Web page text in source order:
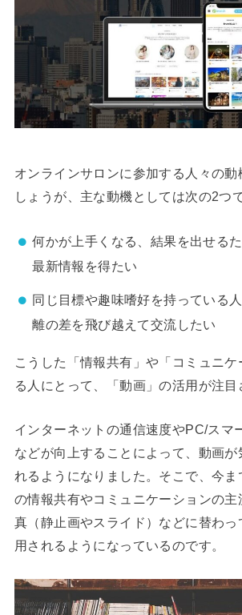
オンラインサロンに参加する人々の
しょうが、主な動機としては次の2つ
何かが上手くなる、結果を出せる
最新情報を得たい
同じ目標や趣味嗜好を持っている
離の差を飛び越えて交流したい
こうした「情報共有」や「コミュニ
る人にとって、「動画」の活用が注目
インターネットの通信速度やPC/スマ
などが向上することによって、動画が
れるようになりました。そこで、今
の情報共有やコミュニケーションの主
真（静止画やスライド）などに替わっ
用されるようになっているのです。